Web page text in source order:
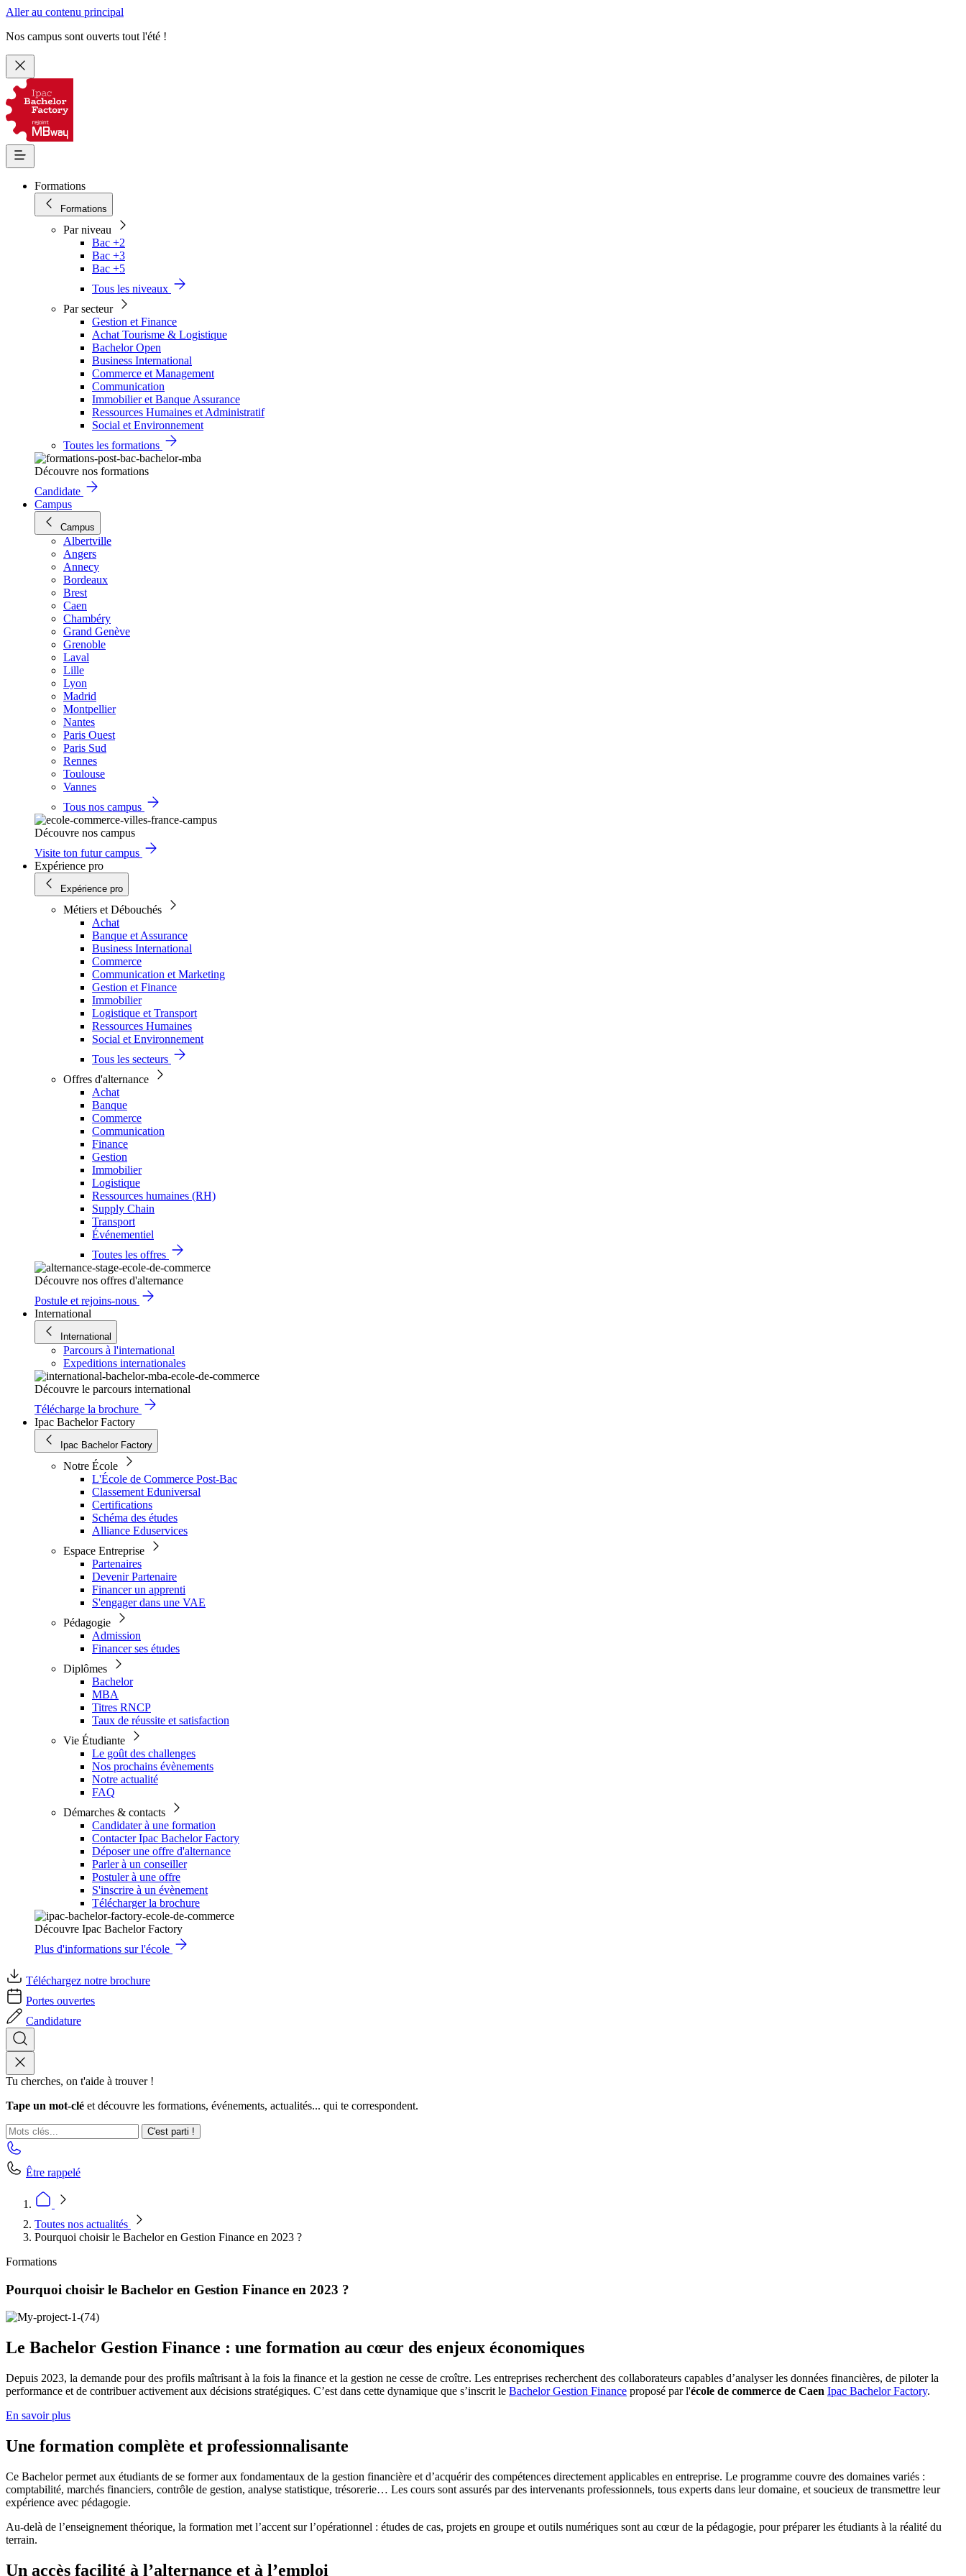
Aller au contenu principal
Nos campus sont ouverts tout l'été !
Formations
Formations
Par niveau
Bac +2
Bac +3
Bac +5
Tous les niveaux
Par secteur
Gestion et Finance
Achat Tourisme & Logistique
Bachelor Open
Business International
Commerce et Management
Communication
Immobilier et Banque Assurance
Ressources Humaines et Administratif
Social et Environnement
Toutes les formations
Découvre nos formations
Candidate
Campus
Campus
Albertville
Angers
Annecy
Bordeaux
Brest
Caen
Chambéry
Grand Genève
Grenoble
Laval
Lille
Lyon
Madrid
Montpellier
Nantes
Paris Ouest
Paris Sud
Rennes
Toulouse
Vannes
Tous nos campus
Découvre nos campus
Visite ton futur campus
Expérience pro
Expérience pro
Métiers et Débouchés
Achat
Banque et Assurance
Business International
Commerce
Communication et Marketing
Gestion et Finance
Immobilier
Logistique et Transport
Ressources Humaines
Social et Environnement
Tous les secteurs
Offres d'alternance
Achat
Banque
Commerce
Communication
Finance
Gestion
Immobilier
Logistique
Ressources humaines (RH)
Supply Chain
Transport
Événementiel
Toutes les offres
Découvre nos offres d'alternance
Postule et rejoins-nous
International
International
Parcours à l'international
Expeditions internationales
Découvre le parcours international
Télécharge la brochure
Ipac Bachelor Factory
Ipac Bachelor Factory
Notre École
L'École de Commerce Post-Bac
Classement Eduniversal
Certifications
Schéma des études
Alliance Eduservices
Espace Entreprise
Partenaires
Devenir Partenaire
Financer un apprenti
S'engager dans une VAE
Pédagogie
Admission
Financer ses études
Diplômes
Bachelor
MBA
Titres RNCP
Taux de réussite et satisfaction
Vie Étudiante
Le goût des challenges
Nos prochains évènements
Notre actualité
FAQ
Démarches & contacts
Candidater à une formation
Contacter Ipac Bachelor Factory
Déposer une offre d'alternance
Parler à un conseiller
Postuler à une offre
S'inscrire à un évènement
Télécharger la brochure
Découvre Ipac Bachelor Factory
Plus d'informations sur l'école
Téléchargez notre brochure
Portes ouvertes
Candidature
Tu cherches, on t'aide à trouver !
Tape un mot-clé et découvre les formations, événements, actualités... qui te correspondent.
C'est parti !
Être rappelé
Toutes nos actualités
Pourquoi choisir le Bachelor en Gestion Finance en 2023 ?
Formations
Pourquoi choisir le Bachelor en Gestion Finance en 2023 ?
Le Bachelor Gestion Finance : une formation au cœur des enjeux économiques
Depuis 2023, la demande pour des profils maîtrisant à la fois la finance et la gestion ne cesse de croître. Les entreprises recherchent des collaborateurs capables d’analyser les données financières, de piloter la
performance et de contribuer activement aux décisions stratégiques. C’est dans cette dynamique que s’inscrit le Bachelor Gestion Finance proposé par l'école de commerce de Caen Ipac Bachelor Factory.
En savoir plus
Une formation complète et professionnalisante
Ce Bachelor permet aux étudiants de se former aux fondamentaux de la gestion financière et d’acquérir des compétences directement applicables en entreprise. Le programme couvre des domaines variés :
comptabilité, marchés financiers, contrôle de gestion, analyse statistique, trésorerie… Les cours sont assurés par des intervenants professionnels, tous experts dans leur domaine, et soucieux de transmettre leur
expérience avec pédagogie.
Au-delà de l’enseignement théorique, la formation met l’accent sur l’opérationnel : études de cas, projets en groupe et outils numériques sont au cœur de la pédagogie, pour préparer les étudiants à la réalité du
terrain.
Un accès facilité à l’alternance et à l’emploi